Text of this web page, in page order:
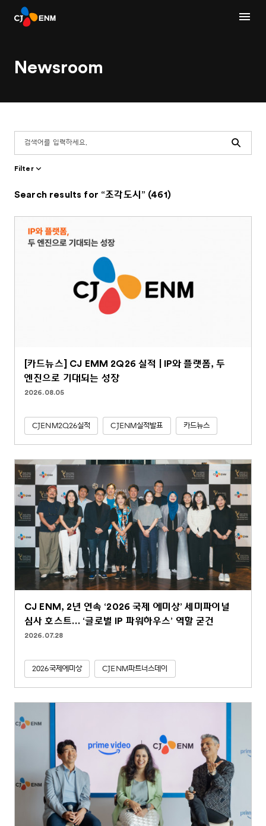
Newsroom
Search
Filter
Search results for “조각도시” (461)
[카드뉴스] CJ EMM 2Q26 실적 | IP와 플랫폼, 두
엔진으로 기대되는 성장
2026.08.05
CJENM2Q26실적 CJENM실적발표 카드뉴스
CJ ENM, 2년 연속 ‘2026 국제 에미상’ 세미파이널
심사 호스트… ‘글로벌 IP 파워하우스’ 역할 굳건
2026.07.28
2026국제에미상 CJENM파트너스데이